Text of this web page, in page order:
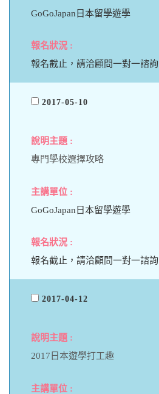
GoGoJapan日本留學遊學
報名截止，請洽顧問一對一諮詢
2017-05-10
專門學校選擇攻略
GoGoJapan日本留學遊學
報名截止，請洽顧問一對一諮詢
2017-04-12
2017日本遊學打工趣